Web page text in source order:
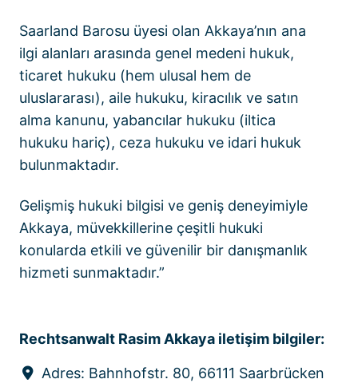
Saarland Barosu üyesi olan Akkaya’nın ana
ilgi alanları arasında genel medeni hukuk,
ticaret hukuku (hem ulusal hem de
uluslararası), aile hukuku, kiracılık ve satın
alma kanunu, yabancılar hukuku (iltica
hukuku hariç), ceza hukuku ve idari hukuk
bulunmaktadır.
Gelişmiş hukuki bilgisi ve geniş deneyimiyle
Akkaya, müvekkillerine çeşitli hukuki
konularda etkili ve güvenilir bir danışmanlık
hizmeti sunmaktadır.”
Rechtsanwalt Rasim Akkaya iletişim bilgiler:
Adres: Bahnhofstr. 80, 66111 Saarbrücken